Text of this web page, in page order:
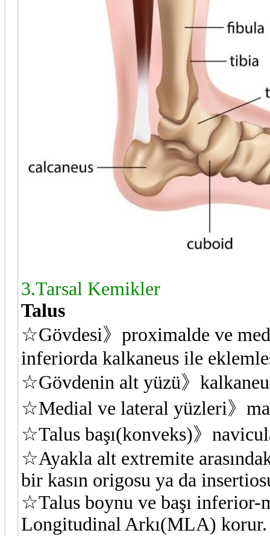
3.Tarsal Kemikler
Talus
☆Gövdesi》proximalde ve
inferiorda kalkaneus ile
☆Gövdenin alt yüzü》
☆Medial ve lateral yüzleri》
☆Talus başı(konveks)》
☆Ayakla alt extremite
bir kasın origosu ya da
☆Talus boynu ve başı
Longitudinal Arkı(MLA) korur.